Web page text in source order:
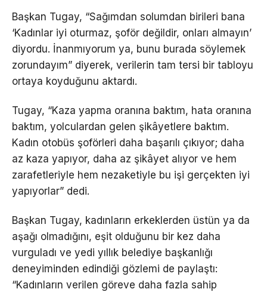
Başkan Tugay, “Sağımdan solumdan birileri bana
‘Kadınlar iyi oturmaz, şoför değildir, onları almayın’
diyordu. İnanmıyorum ya, bunu burada söylemek
zorundayım” diyerek, verilerin tam tersi bir tabloyu
ortaya koyduğunu aktardı.
Tugay, “Kaza yapma oranına baktım, hata oranına
baktım, yolculardan gelen şikâyetlere baktım.
Kadın otobüs şoförleri daha başarılı çıkıyor; daha
az kaza yapıyor, daha az şikâyet alıyor ve hem
zarafetleriyle hem nezaketiyle bu işi gerçekten iyi
yapıyorlar” dedi.
Başkan Tugay, kadınların erkeklerden üstün ya da
aşağı olmadığını, eşit olduğunu bir kez daha
vurguladı ve yedi yıllık belediye başkanlığı
deneyiminden edindiği gözlemi de paylaştı:
“Kadınların verilen göreve daha fazla sahip